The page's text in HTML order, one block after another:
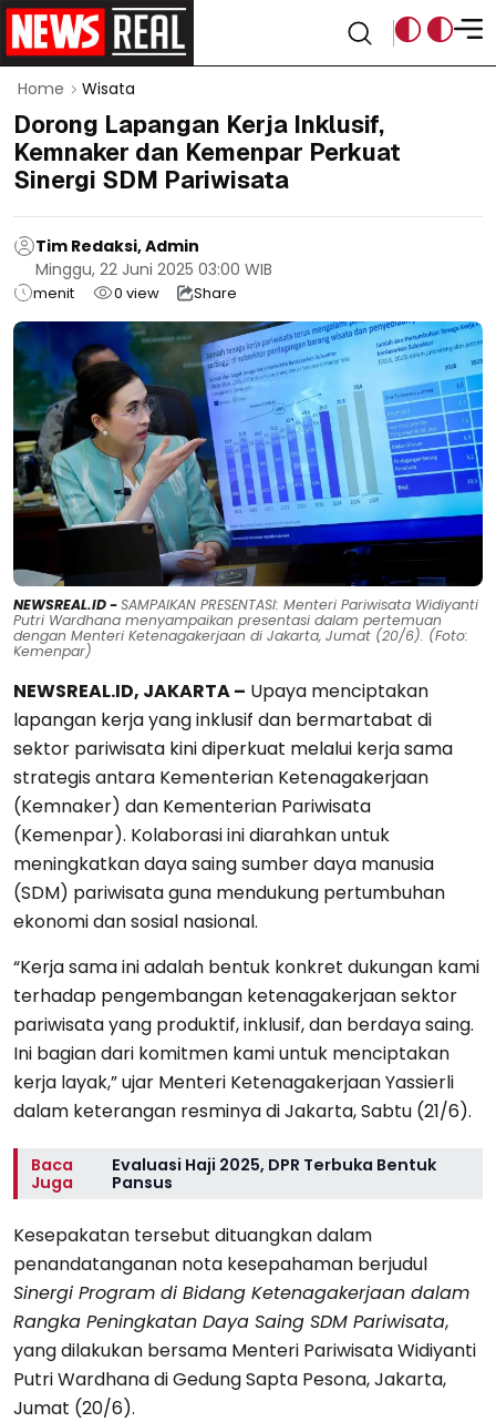
Home Wisata
Dorong Lapangan Kerja Inklusif,
Kemnaker dan Kemenpar Perkuat
Sinergi SDM Pariwisata
Tim Redaksi, Admin
Minggu, 22 Juni 2025 03:00 WIB
menit 0 view Share
NEWSREAL.ID -SAMPAIKAN PRESENTASI: Menteri Pariwisata Widiyanti
Putri Wardhana menyampaikan presentasi dalam pertemuan
dengan Menteri Ketenagakerjaan di Jakarta, Jumat (20/6). (Foto:
Kemenpar)
NEWSREAL.ID, JAKARTA – Upaya menciptakan
lapangan kerja yang inklusif dan bermartabat di
sektor pariwisata kini diperkuat melalui kerja sama
strategis antara Kementerian Ketenagakerjaan
(Kemnaker) dan Kementerian Pariwisata
(Kemenpar). Kolaborasi ini diarahkan untuk
meningkatkan daya saing sumber daya manusia
(SDM) pariwisata guna mendukung pertumbuhan
ekonomi dan sosial nasional.
“Kerja sama ini adalah bentuk konkret dukungan kami
terhadap pengembangan ketenagakerjaan sektor
pariwisata yang produktif, inklusif, dan berdaya saing.
Ini bagian dari komitmen kami untuk menciptakan
kerja layak,” ujar Menteri Ketenagakerjaan Yassierli
dalam keterangan resminya di Jakarta, Sabtu (21/6).
Baca
Juga
Evaluasi Haji 2025, DPR Terbuka Bentuk
Pansus
Kesepakatan tersebut dituangkan dalam
penandatanganan nota kesepahaman berjudul
Sinergi Program di Bidang Ketenagakerjaan dalam
Rangka Peningkatan Daya Saing SDM Pariwisata,
yang dilakukan bersama Menteri Pariwisata Widiyanti
Putri Wardhana di Gedung Sapta Pesona, Jakarta,
Jumat (20/6).